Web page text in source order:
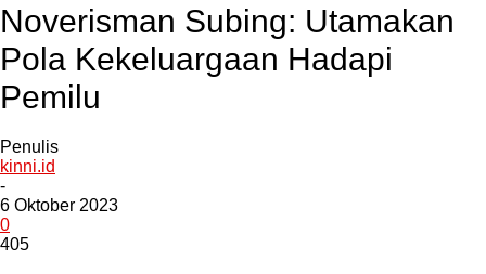
Noverisman Subing: Utamakan
Pola Kekeluargaan Hadapi
Pemilu
Penulis
kinni.id
-
6 Oktober 2023
0
405